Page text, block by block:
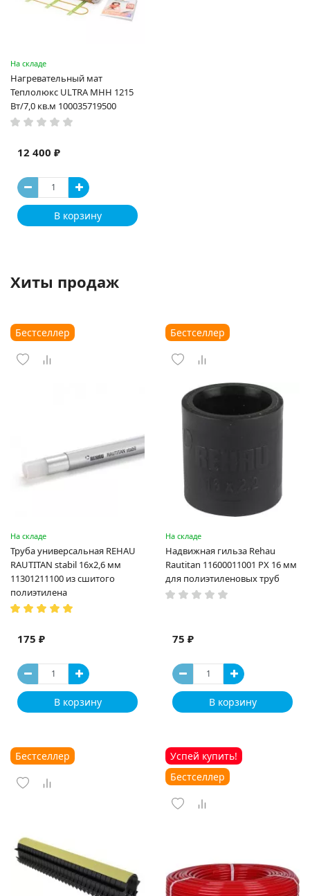
На складе
Нагревательный мат
Теплолюкс ULTRA МНН 1215
Вт/7,0 кв.м 100035719500
12 400 ₽
В корзину
Хиты продаж
Бестселлер
На складе
Труба универсальная REHAU
RAUTITAN stabil 16х2,6 мм
11301211100 из сшитого
полиэтилена
175 ₽
В корзину
Бестселлер
На складе
Надвижная гильза Rehau
Rautitan 11600011001 PX 16 мм
для полиэтиленовых труб
75 ₽
В корзину
Бестселлер
Успей купить!
Бестселлер